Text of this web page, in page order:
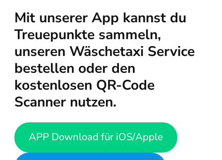
Mit unserer App kannst du
Treuepunkte sammeln,
unseren Wäschetaxi Service
bestellen oder den
kostenlosen QR-Code
Scanner nutzen.
APP Download für iOS/Apple